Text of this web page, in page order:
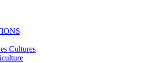
Cultures